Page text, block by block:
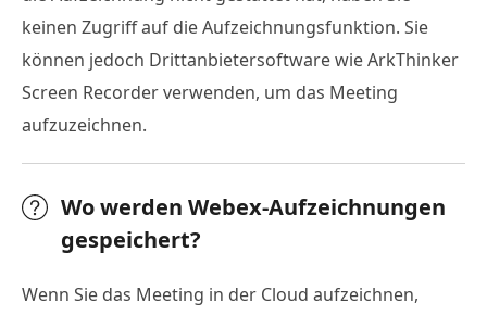
keinen Zugriff auf die Aufzeichnungsfunktion. Sie
können jedoch Drittanbietersoftware wie ArkThinker
Screen Recorder verwenden, um das Meeting
aufzuzeichnen.
Wo werden Webex-Aufzeichnungen
gespeichert?
Wenn Sie das Meeting in der Cloud aufzeichnen,